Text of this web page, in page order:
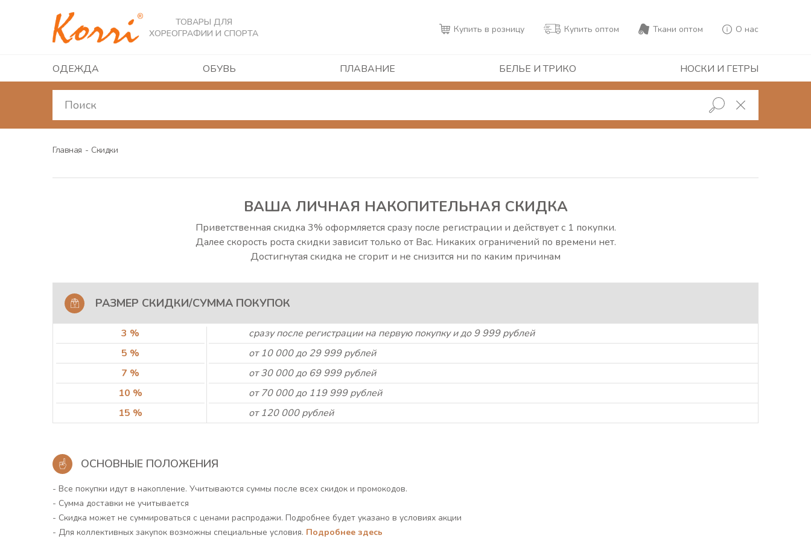
ТОВАРЫ ДЛЯ
ХОРЕОГРАФИИ И СПОРТА
Купить в розницу Купить оптом Ткани оптом О нас
ОДЕЖДА ОБУВЬ ПЛАВАНИЕ БЕЛЬЕ И ТРИКО НОСКИ И ГЕТРЫ
Главная Скидки
ВАША ЛИЧНАЯ НАКОПИТЕЛЬНАЯ СКИДКА
Приветственная скидка 3% оформляется сразу после регистрации и действует с 1 покупки.
Далее скорость роста скидки зависит только от Вас. Никаких ограничений по времени нет.
Достигнутая скидка не сгорит и не снизится ни по каким причинам
РАЗМЕР СКИДКИ/СУММА ПОКУПОК
3 %
сразу после регистрации на первую покупку и до 9 999 рублей
5 %
от 10 000 до 29 999 рублей
7 %
от 30 000 до 69 999 рублей
10 %
от 70 000 до 119 999 рублей
15 %
от 120 000 рублей
ОСНОВНЫЕ ПОЛОЖЕНИЯ
- Все покупки идут в накопление. Учитываются суммы после всех скидок и промокодов.
- Сумма доставки не учитывается
- Скидка может не суммироваться с ценами распродажи. Подробнее будет указано в условиях акции
- Для коллективных закупок возможны специальные условия. Подробнее здесь